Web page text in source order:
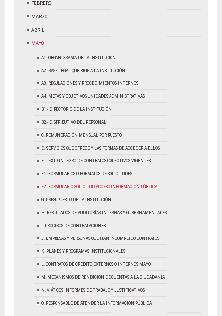
FEBRERO
MARZO
ABRIL
MAYO
A1. ORGANIGRAMA DE LA INSTITUCION
A2. BASE LEGAL QUE RIGE A LA INSTITUCIÓN
A3. REGULACIONES Y PROCEDIMIENTOS INTERNOS
A4. METAS Y OBJETIVOS UNIDADES ADMINISTRATIVAS
B1.- DIRECTORIO DE LA INSTITUCIÓN
B2.- DISTRIBUTIVO DEL PERSONAL
C. REMUNERACIÓN MENSUAL POR PUESTO
D. SERVICIOS QUE OFRECE Y LAS FORMAS DE ACCEDER A ELLOS
E. TEXTO INTEGRO DE CONTRATOS COLECTIVOS VIGENTES
F1. FORMULARIOS O FORMATOS DE SOLICITUDES
F2. FORMULARIO SOLICITUD ACCESO INFORMACION PÚBLICA
G. PRESUPUESTO DE LA INSTITUCIÓN
H. RESULTADOS DE AUDITORÍAS INTERNAS Y GUBERNAMENTALES
I. PROCESOS DE CONTRATACIONES
J. EMPRESAS Y PERSONAS QUE HAN INCUMPLIDO CONTRATOS
K. PLANES Y PROGRAMAS INSTITUCIONALES
L. CONTRATOS DE CRÉDITO EXTERNOS O INTERNOS MAYO
M. MECANISMOS DE RENDICIÓN DE CUENTAS A LA CIUDADANÍA
N. VIÁTICOS INFORMES DE TRABAJO Y JUSTIFICATIVOS
O. RESPONSABLE DE ATENDER LA INFORMACIÓN PÚBLICA